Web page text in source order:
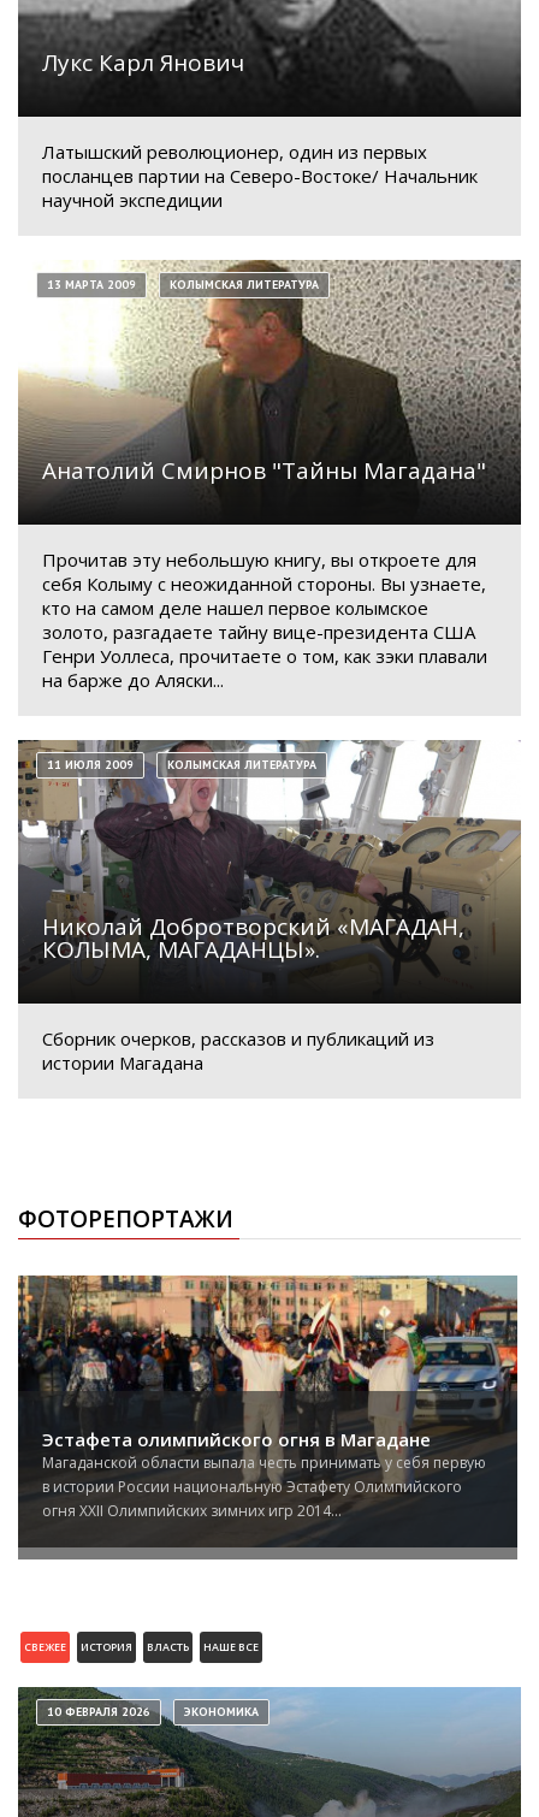
Лукс Карл Янович
Латышский революционер, один из первых
посланцев партии на Северо-Востоке/ Начальник
научной экспедиции
Анатолий Смирнов "Тайны Магадана"
13 МАРТА 2009 КОЛЫМСКАЯ ЛИТЕРАТУРА
Прочитав эту небольшую книгу, вы откроете для
себя Колыму с неожиданной стороны. Вы узнаете,
кто на самом деле нашел первое колымское
золото, разгадаете тайну вице-президента США
Генри Уоллеса, прочитаете о том, как зэки плавали
на барже до Аляски...
Николай Добротворский «МАГАДАН,
КОЛЫМА, МАГАДАНЦЫ».
11 ИЮЛЯ 2009 КОЛЫМСКАЯ ЛИТЕРАТУРА
Сборник очерков, рассказов и публикаций из
истории Магадана
ФОТОРЕПОРТАЖИ
Эстафета олимпийского огня в Магадане
Магаданской области выпала честь принимать у себя первую
в истории России национальную Эстафету Олимпийского
огня XXII Олимпийских зимних игр 2014...
СВЕЖЕЕ ИСТОРИЯ ВЛАСТЬ НАШЕ ВСЕ
10 ФЕВРАЛЯ 2026 ЭКОНОМИКА